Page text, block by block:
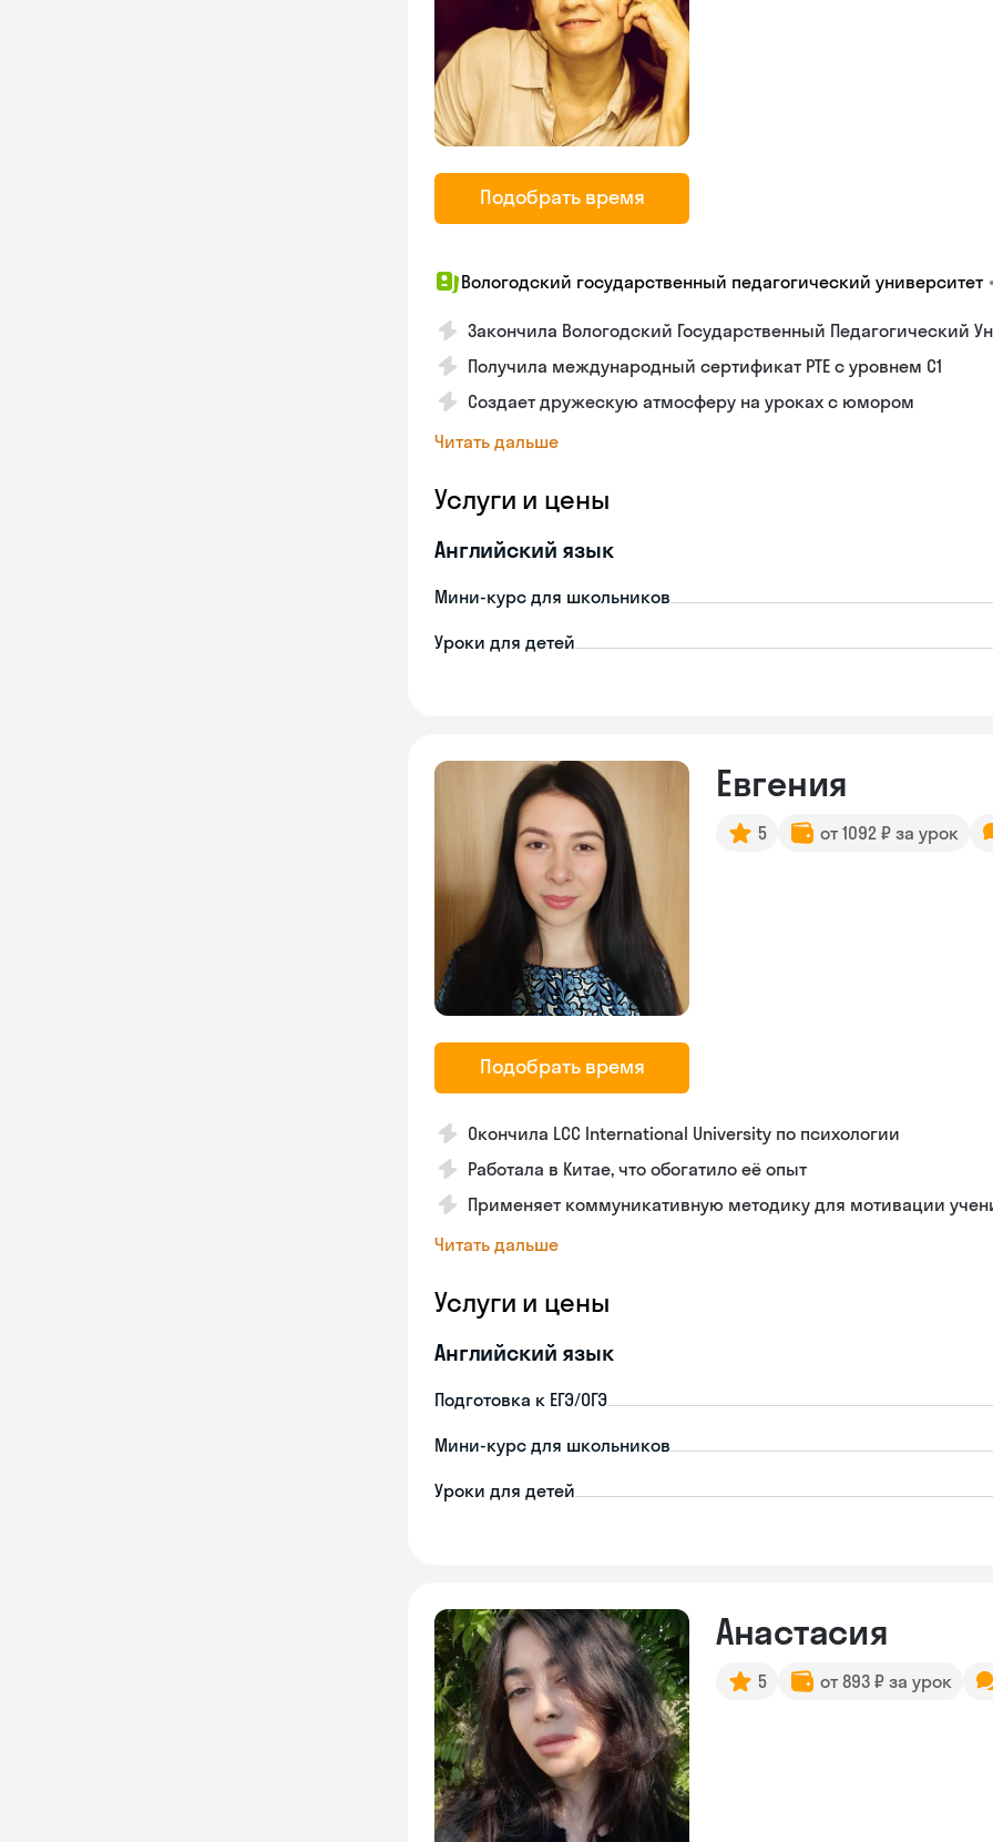
Подобрать время
Вологодский государственный педагогический университет
Закончила Вологодский Государственный Педагогический
Получила международный сертификат PTE с уровнем C1
Создает дружескую атмосферу на уроках с юмором
Читать дальше
Услуги и цены
Английский язык
Мини-курс для школьников
Уроки для детей
Подобрать время
Евгения
5 от 1092 ₽ за урок
Окончила LCC International University по психологии
Работала в Китае, что обогатило её опыт
Применяет коммуникативную методику для мотивации
Читать дальше
Услуги и цены
Английский язык
Подготовка к ЕГЭ/ОГЭ
Мини-курс для школьников
Уроки для детей
Анастасия
5 от 893 ₽ за урок